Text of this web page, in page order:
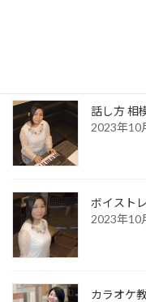
話し方 相
2023年10
ボイスト
2023年10
カラオケ